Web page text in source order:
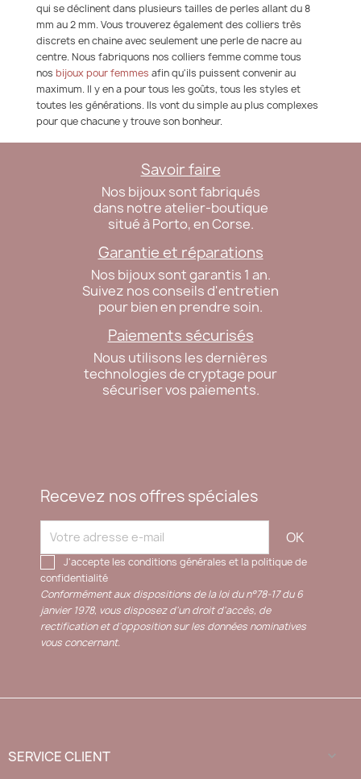
qui se déclinent dans plusieurs tailles de perles allant du 8
mm au 2 mm. Vous trouverez également des colliers très
discrets en chaine avec seulement une perle de nacre au
centre. Nous fabriquons nos colliers femme comme tous
nos bijoux pour femmes afin qu'ils puissent convenir au
maximum. Il y en a pour tous les goûts, tous les styles et
toutes les générations. Ils vont du simple au plus complexes
pour que chacune y trouve son bonheur.
Savoir faire
Nos bijoux sont fabriqués
dans notre atelier-boutique
situé à Porto, en Corse.
Garantie et réparations
Nos bijoux sont garantis 1 an.
Suivez nos conseils d'entretien
pour bien en prendre soin.
Paiements sécurisés
Nous utilisons les dernières
technologies de cryptage pour
sécuriser vos paiements.
Recevez nos offres spéciales
J'accepte les conditions générales et la politique de
confidentialité
Conformément aux dispositions de la loi du n°78-17 du 6
janvier 1978, vous disposez d'un droit d'accès, de
rectification et d'opposition sur les données nominatives
vous concernant.
SERVICE CLIENT